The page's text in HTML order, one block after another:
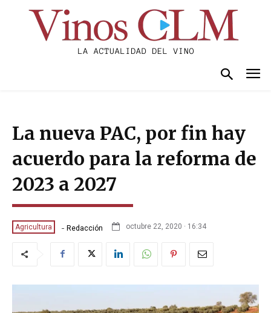
La nueva PAC, por fin hay
acuerdo para la reforma de
2023 a 2027
Agricultura - Redacción octubre 22, 2020 · 16:34